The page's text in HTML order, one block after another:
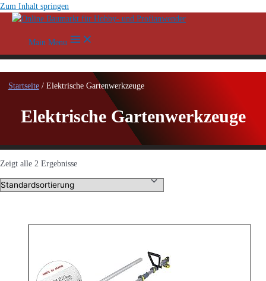
Zum Inhalt springen
Main Menu
Startseite/ Elektrische Gartenwerkzeuge
Elektrische Gartenwerkzeuge
Zeigt alle 2 Ergebnisse